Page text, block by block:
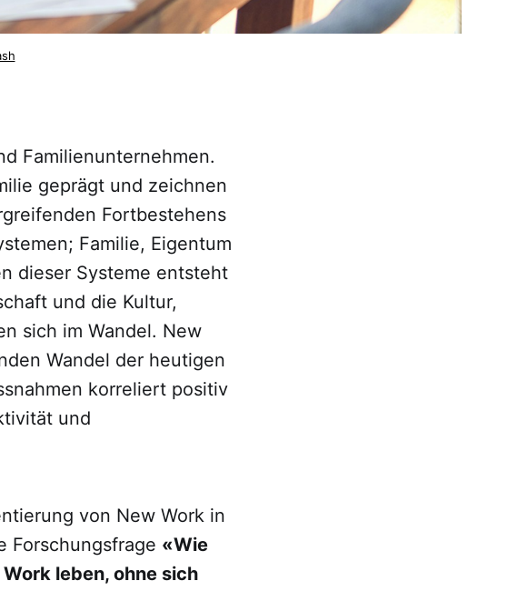
Familienunternehmen.
geprägt und zeichnen
Fortbestehens
Familie, Eigentum
dieser Systeme entsteht
und die Kultur,
sich im Wandel. New
Wandel der heutigen
korreliert positiv
und
von New Work in
Forschungsfrage «Wie
leben, ohne sich